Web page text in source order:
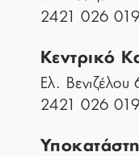
2421 026 019
Κεντρικό
Ελ.
2421 026 019